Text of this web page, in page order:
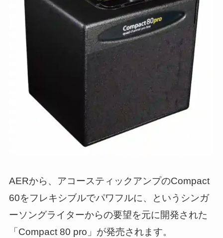
AERから、アコースティックアンプのCompact
60をフレキシブルでパワフルに、というシンガ
ーソングライターからの要望を元に開発された
「Compact 80 pro」が発売されます。